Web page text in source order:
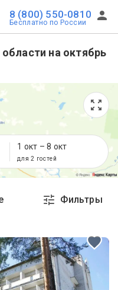
8 (800) 550-0810
Бесплатно по России
на октябрь
1 окт – 8 окт
для 2 гостей
Фильтры